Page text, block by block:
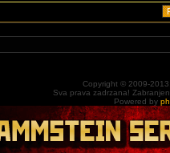
Copyright © 2009-
Sva prava zadrzana!
Powered by